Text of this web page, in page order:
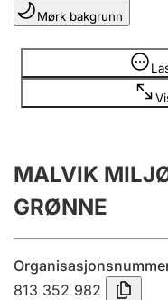
Lag og forening
Registrere, endre,
Innsending og
Tinglysing
Mørk bakgrunn
Opplysninger er skjult
MALVIK
GRØNNE
813 352 982